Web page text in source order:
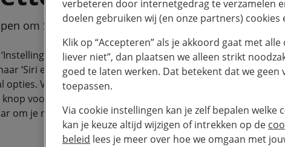
om Siri te activeren op je iPhone of iPad:
‘Siri en zoeken’;
opties. Voor stembediening zet je het schuifje aan achter
voor Siri’ of ‘Druk op de thuisknop voor Siri’ (dit is
om je met al je spraakopdrachten te helpen.
verbeteren door internetgedrag te verzamelen
doelen gebruiken wij (en onze partners)
Klik op “Accepteren” als je akkoord gaat met alle
liever niet”, dan plaatsen we alleen strikt
goed te laten werken. Dat betekent dat we
toepassen.
Via cookie instellingen kan je zelf bepalen welke
kan je keuze altijd wijzigen of intrekken op de
beleid lees je meer over hoe we omgaan met